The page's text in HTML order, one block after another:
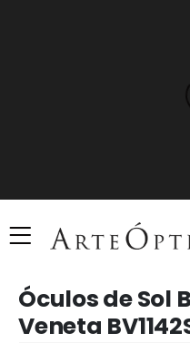
Óculos de Sol
Veneta